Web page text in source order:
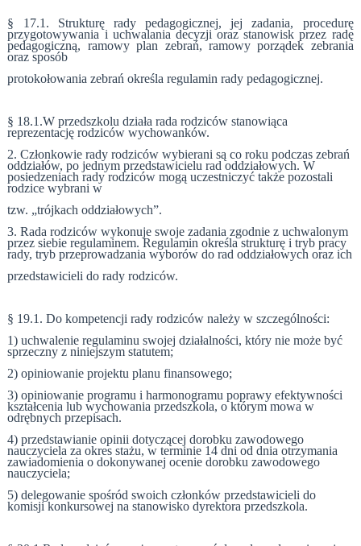
§ 17.1. Strukturę rady pedagogicznej, jej zadania, procedurę
przygotowywania i uchwalania decyzji oraz stanowisk przez radę
pedagogiczną, ramowy plan zebrań, ramowy porządek zebrania
oraz sposób
protokołowania zebrań określa regulamin rady pedagogicznej.
§ 18.1.W przedszkolu działa rada rodziców stanowiąca
reprezentację rodziców wychowanków.
2. Członkowie rady rodziców wybierani są co roku podczas zebrań
oddziałów, po jednym przedstawicielu rad oddziałowych. W
posiedzeniach rady rodziców mogą uczestniczyć także pozostali
rodzice wybrani w
tzw. „trójkach oddziałowych”.
3. Rada rodziców wykonuje swoje zadania zgodnie z uchwalonym
przez siebie regulaminem. Regulamin określa strukturę i tryb pracy
rady, tryb przeprowadzania wyborów do rad oddziałowych oraz ich
przedstawicieli do rady rodziców.
§ 19.1. Do kompetencji rady rodziców należy w szczególności:
1) uchwalenie regulaminu swojej działalności, który nie może być
sprzeczny z niniejszym statutem;
2) opiniowanie projektu planu finansowego;
3) opiniowanie programu i harmonogramu poprawy efektywności
kształcenia lub wychowania przedszkola, o którym mowa w
odrębnych przepisach.
4) przedstawianie opinii dotyczącej dorobku zawodowego
nauczyciela za okres stażu, w terminie 14 dni od dnia otrzymania
zawiadomienia o dokonywanej ocenie dorobku zawodowego
nauczyciela;
5) delegowanie spośród swoich członków przedstawicieli do
komisji konkursowej na stanowisko dyrektora przedszkola.